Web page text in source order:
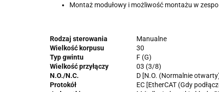
Montaż modułowy i możliwość montażu w
Rodzaj sterowania
Manualne
Wielkość korpusu
30
Typ gwintu
F (G)
Wielkość przyłączy
03 (3/8)
N.O./N.C.
D [N.O. (Normalnie
Protokół
EC [EtherCAT (Gdy